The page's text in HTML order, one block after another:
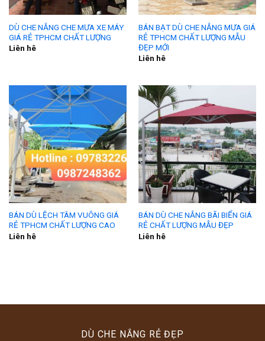
DÙ CHE NẮNG CHE MƯA XE MÁY
GIÁ RẺ TPHCM CHẤT LƯỢNG
Liên hê
BÁN BẠT DÙ CHE NẮNG MƯA GIÁ
RẺ TPHCM CHẤT LƯỢNG MẪU
ĐẸP MỚI
Liên hê
BÁN DÙ LỆCH TÂM VUÔNG GIÁ
RẺ TPHCM CHẤT LƯỢNG CAO
Liên hê
BÁN DÙ CHE NẮNG BÃI BIỂN GIÁ
RẺ CHẤT LƯỢNG MẪU ĐẸP
Liên hê
DÙ CHE NẮNG RẺ ĐẸP